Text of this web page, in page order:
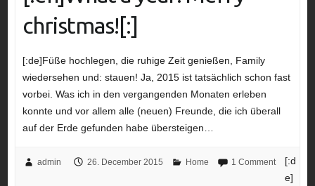
christmas![:]
[:de]Füße hochlegen, die ruhige Zeit genießen, Family
wiedersehen und: stauen! Ja, 2015 ist tatsächlich schon fast
vorbei. Was ich in den vergangenden Monaten erleben
konnte und vor allem alle (neuen) Freunde, die ich überall
auf der Erde gefunden habe übersteigen…
admin 26. December 2015 Home 1 Comment
[:d
e]